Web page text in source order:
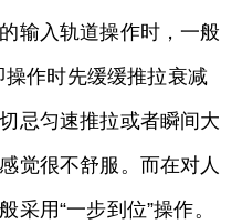
输入轨道操作时，一般
操作时先缓缓推拉衰减
忌匀速推拉或者瞬间大
觉很不舒服。而在对人
采用“一步到位”操作。